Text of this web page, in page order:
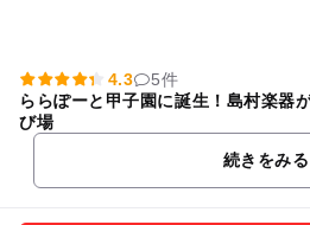
4.3
5件
ららぽーと甲子園に誕生！島村楽器
び場
続きをみる